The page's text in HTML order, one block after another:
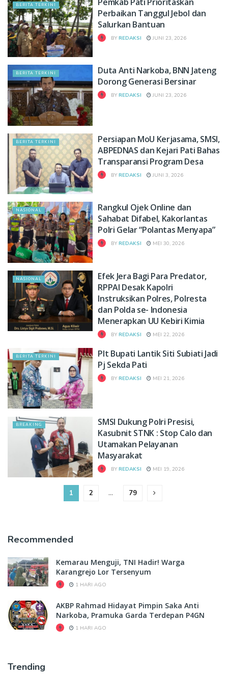
BERITA TERKINI
Perbaikan Tanggul Jebol dan
Salurkan Bantuan
BY REDAKSI JUNI 23, 2026
BERITA TERKINI
Duta Anti Narkoba, BNN Jateng
Dorong Generasi Bersinar
BY REDAKSI JUNI 23, 2026
BERITA TERKINI
Persiapan MoU Kerjasama, SMSI,
ABPEDNAS dan Kejari Pati Bahas
Transparansi Program Desa
BY REDAKSI JUNI 3, 2026
NASIONAL
Rangkul Ojek Online dan
Sahabat Difabel, Kakorlantas
Polri Gelar “Polantas Menyapa”
BY REDAKSI MEI 30, 2026
NASIONAL
Efek Jera Bagi Para Predator,
RPPAI Desak Kapolri
Instruksikan Polres, Polresta
dan Polda se- Indonesia
Menerapkan UU Kebiri Kimia
BY REDAKSI MEI 22, 2026
BERITA TERKINI
Plt Bupati Lantik Siti Subiati Jadi
Pj Sekda Pati
BY REDAKSI MEI 21, 2026
BREAKING
SMSI Dukung Polri Presisi,
Kasubnit STNK : Stop Calo dan
Utamakan Pelayanan
Masyarakat
BY REDAKSI MEI 19, 2026
1 2 … 79
Recommended
Kemarau Menguji, TNI Hadir! Warga
Karangrejo Lor Tersenyum
1 HARI AGO
AKBP Rahmad Hidayat Pimpin Saka Anti
Narkoba, Pramuka Garda Terdepan P4GN
1 HARI AGO
Trending